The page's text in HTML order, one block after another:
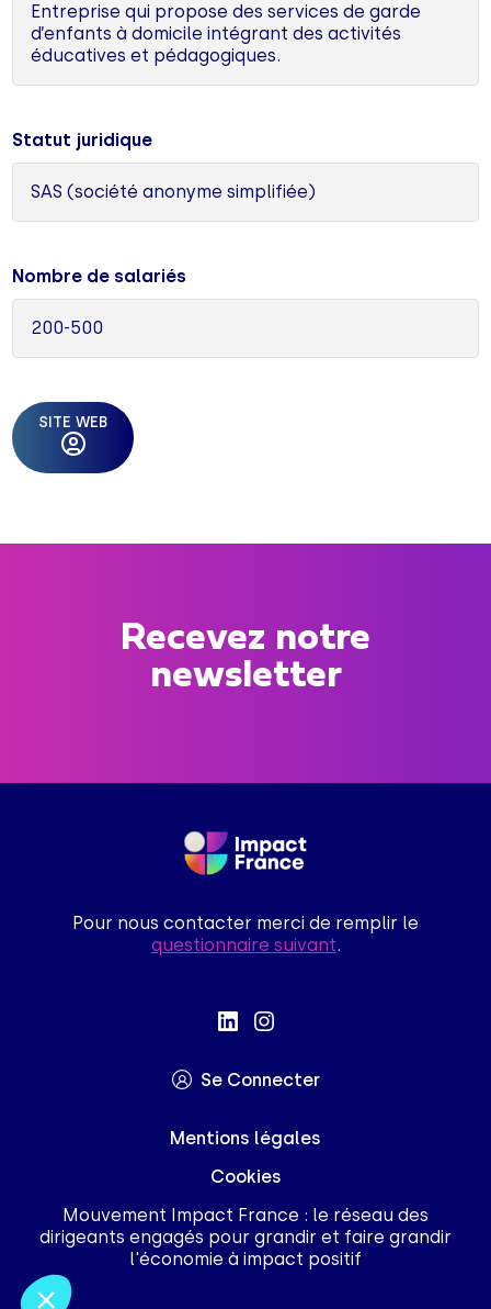
Entreprise qui propose des services de garde
d’enfants à domicile intégrant des activités
éducatives et pédagogiques.
Statut juridique
SAS (société anonyme simplifiée)
Nombre de salariés
200-500
SITE WEB
Recevez notre
newsletter
Pour nous contacter merci de remplir le
questionnaire suivant.
Se Connecter
Mentions légales
Cookies
Mouvement Impact France : le réseau des
dirigeants engagés pour grandir et faire grandir
l'économie à impact positif